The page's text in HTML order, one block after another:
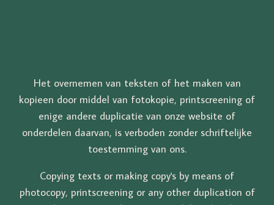
Het overnemen van teksten of het maken van
kopieen door middel van fotokopie, printscreening of
enige andere duplicatie van onze website of
onderdelen daarvan, is verboden zonder schriftelijke
toestemming van ons.
Copying texts or making copy's by means of
photocopy, printscreening or any other duplication of